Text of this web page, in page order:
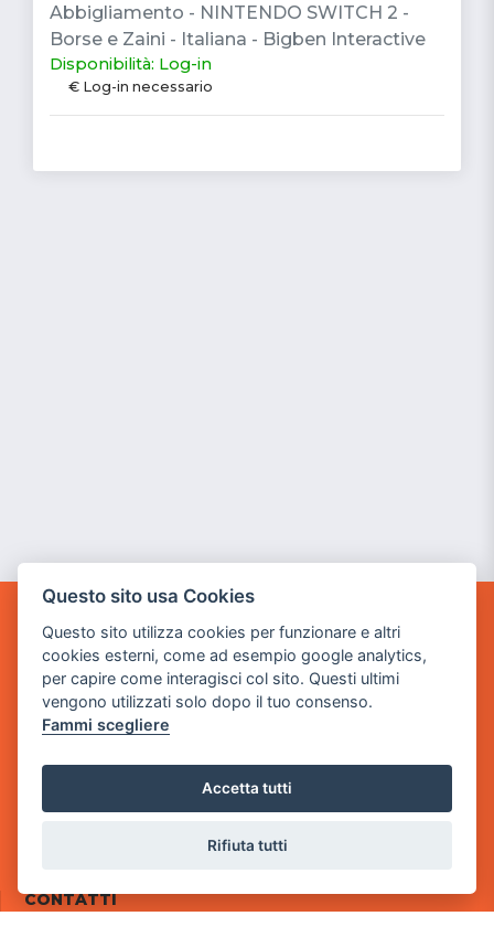
Abbigliamento - NINTENDO SWITCH 2 -
Borse e Zaini - Italiana - Bigben Interactive
Disponibilità: Log-in
€ Log-in necessario
POWER GAME SRL
Sede Legale
via Villaggio dei Platani, 3
- 25014 Castenedolo, Brescia
Sede Operativa
via Industriale, 2 - 25082 Botticino, BS
Partita iva 03308130982
CONTATTI
Questo sito usa Cookies
Questo sito utilizza cookies per funzionare e altri
cookies esterni, come ad esempio google analytics,
per capire come interagisci col sito. Questi ultimi
vengono utilizzati solo dopo il tuo consenso.
Fammi scegliere
Accetta tutti
Rifiuta tutti